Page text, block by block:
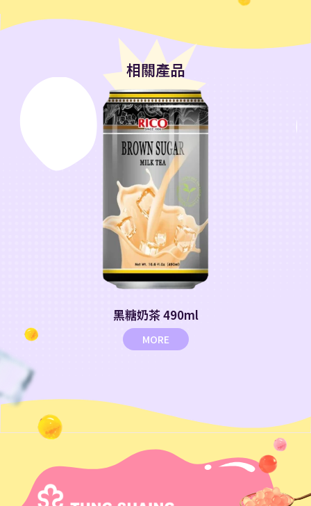
相關產品
黑糖奶茶 490ml
MORE